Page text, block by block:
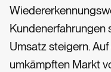
Kundenerfahrungen
Umsatz steigern.
umkämpften Markt